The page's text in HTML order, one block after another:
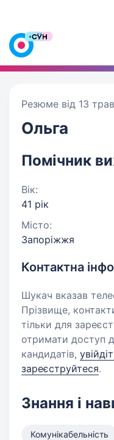
Резюме від 13
Ольга
Помічник
Вік:
41 рік
Місто:
Запоріжжя
Контактна
Шукач вказав
Прізвище,
тільки для
отримати доступ
кандидатів,
зареєструйтеся.
Знання і
Комунікабельність